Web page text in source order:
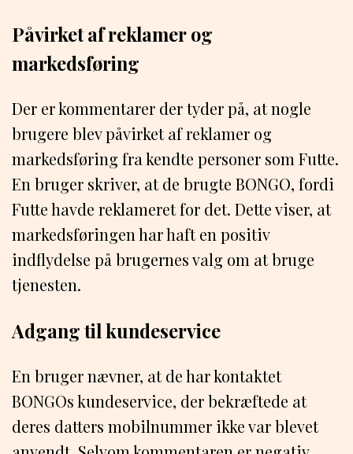
Påvirket af reklamer og
markedsføring
Der er kommentarer der tyder på, at nogle
brugere blev påvirket af reklamer og
markedsføring fra kendte personer som Futte.
En bruger skriver, at de brugte BONGO, fordi
Futte havde reklameret for det. Dette viser, at
markedsføringen har haft en positiv
indflydelse på brugernes valg om at bruge
tjenesten.
Adgang til kundeservice
En bruger nævner, at de har kontaktet
BONGOs kundeservice, der bekræftede at
deres datters mobilnummer ikke var blevet